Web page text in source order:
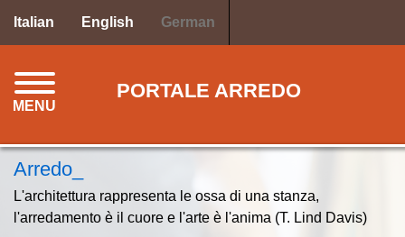
Italian English German
PORTALE ARREDO
MENU
Arredo_
L'architettura rappresenta le ossa di una stanza,
l'arredamento è il cuore e l'arte è l'anima (T. Lind Davis)